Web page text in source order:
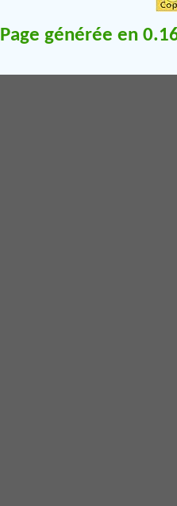
Page générée en